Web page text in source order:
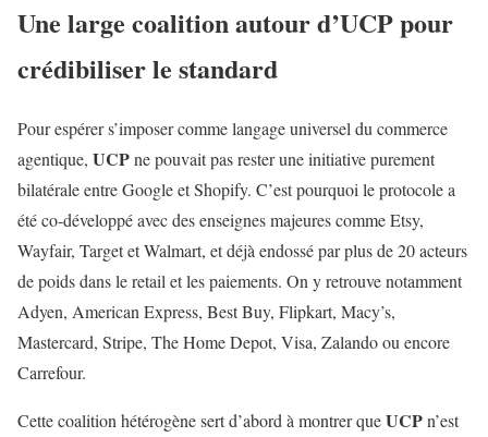
Une large coalition autour d’UCPpour
crédibiliser le standard
Pour espérer s’imposer comme langage universel du commerce
agentique, UCPne pouvait pas rester une initiative purement
bilatérale entre Google et Shopify. C’est pourquoi le protocole a
été co‑développé avec des enseignes majeures comme Etsy,
Wayfair, Target et Walmart, et déjà endossé par plus de 20 acteurs
de poids dans le retail et les paiements. On y retrouve notamment
Adyen, American Express, Best Buy, Flipkart, Macy’s,
Mastercard, Stripe, The Home Depot, Visa, Zalando ou encore
Carrefour.
Cette coalition hétérogène sert d’abord à montrer queUCPn’est